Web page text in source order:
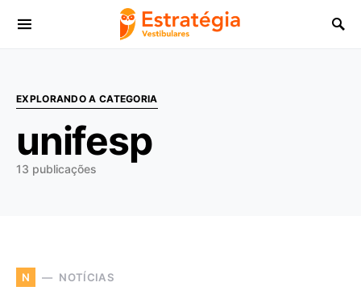
Procurar:
EXPLORANDO A CATEGORIA
unifesp
13 publicações
N NOTÍCIAS